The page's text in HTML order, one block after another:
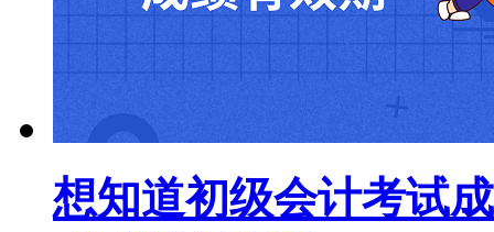
想知道初级会计考试